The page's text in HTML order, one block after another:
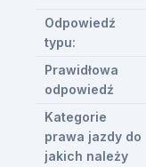
Odpowiedź
typu:
Prawidłowa
odpowiedź
Kategorie
prawa jazdy do
jakich należy